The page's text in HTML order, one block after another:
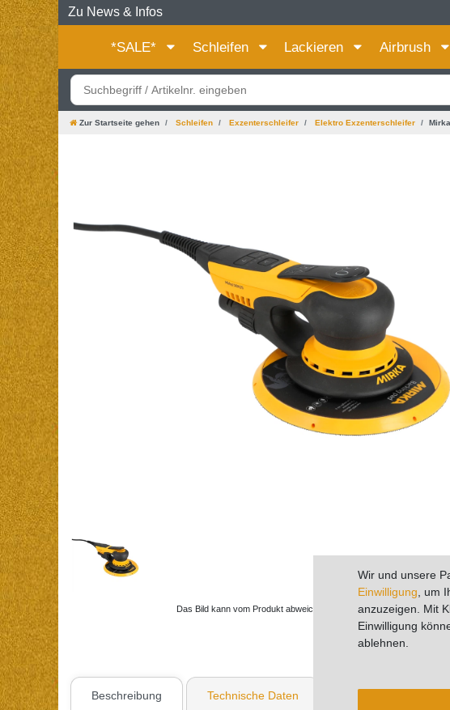
Zu News & Infos
Für
*SALE* Schleifen Lackieren Airbrush
Zur Startseite gehen Schleifen Exzenterschleifer Elektro Exzenterschleifer
Das Bild kann vom Produkt abweichen
Beschreibung Technische Daten
Wir und unsere
Einwilligung , um
anzuzeigen. Mit
Einwilligung
ablehnen.